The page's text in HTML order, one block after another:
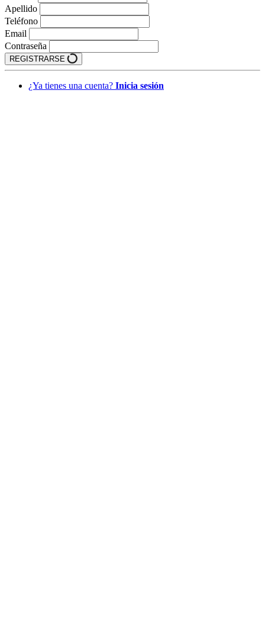
Apellido
Teléfono
Email
Contraseña
REGISTRARSE
¿Ya tienes una cuenta? Inicia sesión